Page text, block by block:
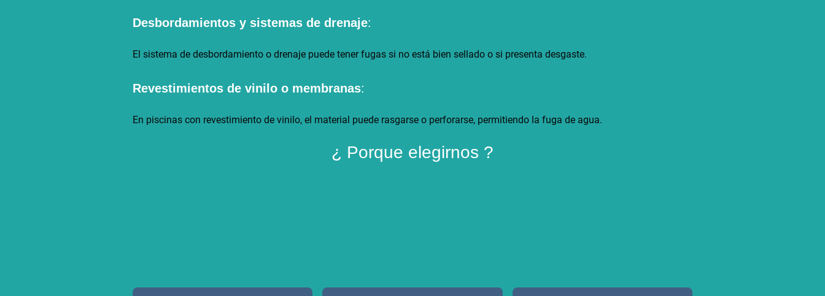
Desbordamientos y sistemas de drenaje:
El sistema de desbordamiento o drenaje puede tener fugas si no está bien sellado o si presenta desgaste.
Revestimientos de vinilo o membranas:
En piscinas con revestimiento de vinilo, el material puede rasgarse o perforarse, permitiendo la fuga de agua.
¿ Porque elegirnos ?